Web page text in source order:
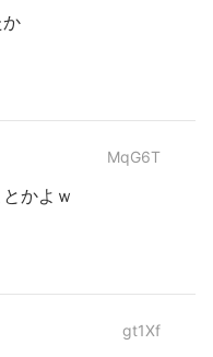
MqG6T
かよｗ
gt1Xf